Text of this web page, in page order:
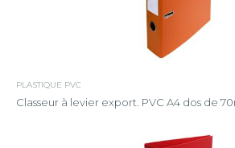
PLASTIQUE PVC
Classeur à levier export. PVC A4 dos de